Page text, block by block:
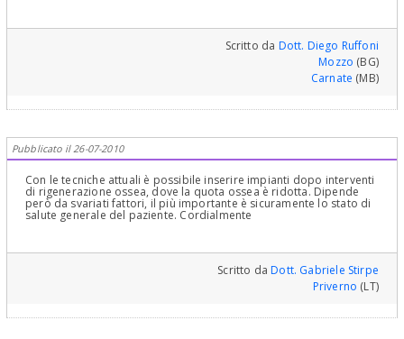
Scritto da Dott. Diego Ruffoni
Mozzo (BG)
Carnate (MB)
Pubblicato il 26-07-2010
Con le tecniche attuali è possibile inserire impianti dopo interventi
di rigenerazione ossea, dove la quota ossea è ridotta. Dipende
però da svariati fattori, il più importante è sicuramente lo stato di
salute generale del paziente. Cordialmente
Scritto daDott. Gabriele Stirpe
Priverno (LT)